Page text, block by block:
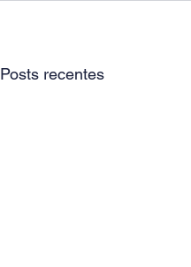
Posts recentes